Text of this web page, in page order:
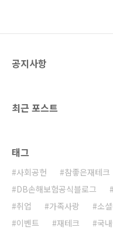
속의 공유경제서비스 들은 어떤 것
형태로 침실은 별도로 쓰되 커뮤..
공지사항
최근 포스트
태그
사회공헌 참좋은재테크
DB손해보험공식블로그
취업
가족사랑 소
이벤트
재테크 국